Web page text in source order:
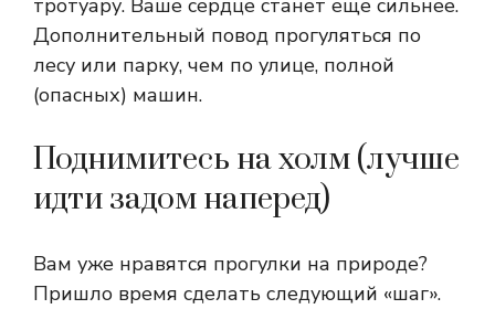
тротуару. Ваше сердце станет еще сильнее.
Дополнительный повод прогуляться по
лесу или парку, чем по улице, полной
(опасных) машин.
Поднимитесь на холм (лучше
идти задом наперед)
Вам уже нравятся прогулки на природе?
Пришло время сделать следующий «шаг».